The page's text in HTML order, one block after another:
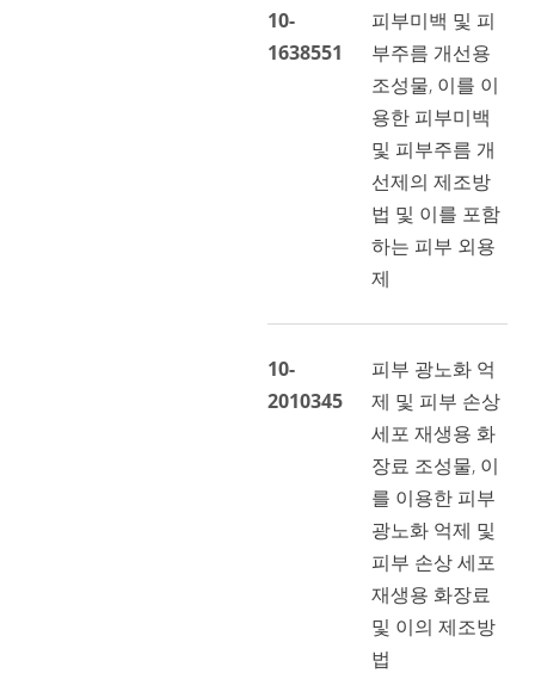
10-
1638551
피부미백 및 피
부주름 개선용
조성물, 이를 이
용한 피부미백
및 피부주름 개
선제의 제조방
법 및 이를 포함
하는 피부 외용
제
10-
2010345
피부 광노화 억
제 및 피부 손상
세포 재생용 화
장료 조성물, 이
를 이용한 피부
광노화 억제 및
피부 손상 세포
재생용 화장료
및 이의 제조방
법